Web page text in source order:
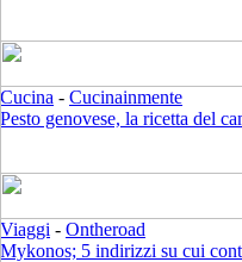
Cucina - Cucinainmente
Pesto genovese, la ricetta del
Viaggi - Ontheroad
Mykonos; 5 indirizzi su cui